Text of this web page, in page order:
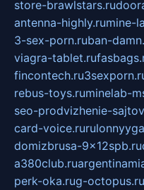
store-brawlstars.ru
antenna-highly.rumine-
3-sex-porn.ruban-
viagra-tablet.ru
fincontech.ru
rebus-toys.ruminelab-
seo-prodvizhenie-
card-voice.ru
domizbrusa-9x12spb.ru
a380club.ru
perk-oka.rug-octopus.ru